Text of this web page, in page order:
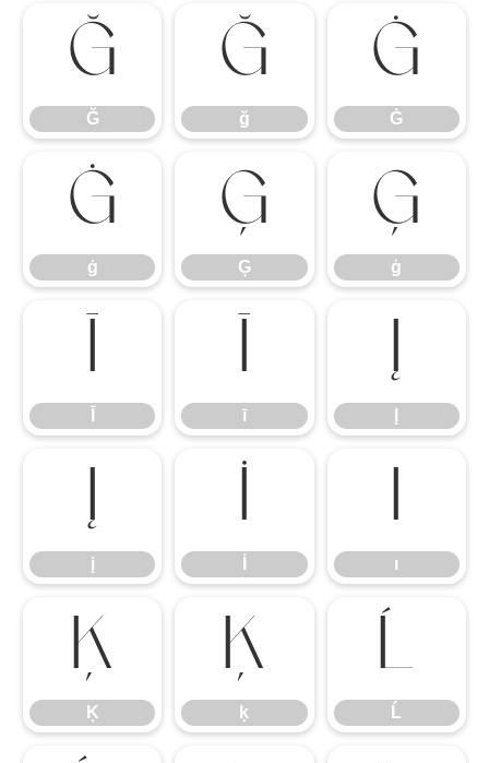
Ğ
Ğ
ğ
ğ
Ġ
Ġ
ġ
ġ
Ģ
Ģ
ģ
ģ
Ī ī
ī
Į
į
į
İ ı
ı
Ķ
Ķ
ķ
ķ
Ĺ
Ĺ